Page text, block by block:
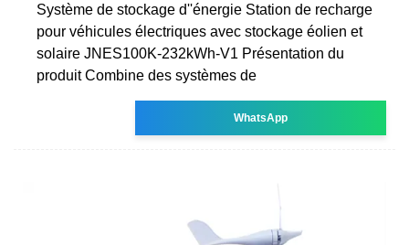
Système de stockage d''énergie Station de recharge
pour véhicules électriques avec stockage éolien et
solaire JNES100K-232kWh-V1 Présentation du
produit Combine des systèmes de
WhatsApp